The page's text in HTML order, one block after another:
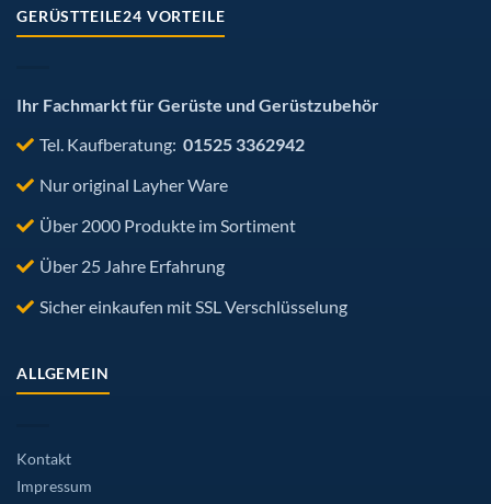
auf
der
werden
GERÜSTTEILE24 VORTEILE
Ihr Fachmarkt für Gerüste und Gerüstzubehör
Tel. Kaufberatung: 01525 3362942
Nur original Layher Ware
Über 2000 Produkte im Sortiment
Über 25 Jahre Erfahrung
Sicher einkaufen mit SSL Verschlüsselung
ALLGEMEIN
Kontakt
Impressum